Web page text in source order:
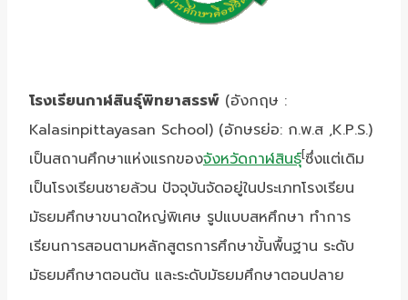
โรงเรียนกาฬสินธุ์พิทยาสรรพ์ (อังกฤษ :
Kalasinpittayasan School) (อักษรย่อ: ก.พ.ส ,K.P.S.)
เป็นสถานศึกษาแห่งแรกของจังหวัดกาฬสินธุ์[ซึ่งแต่เดิม
เป็นโรงเรียนชายล้วน ปัจจุบันจัดอยู่ในประเภทโรงเรียน
มัธยมศึกษาขนาดใหญ่พิเศษ รูปแบบสหศึกษา ทำการ
เรียนการสอนตามหลักสูตรการศึกษาขั้นพื้นฐาน ระดับ
มัธยมศึกษาตอนต้น และระดับมัธยมศึกษาตอนปลาย